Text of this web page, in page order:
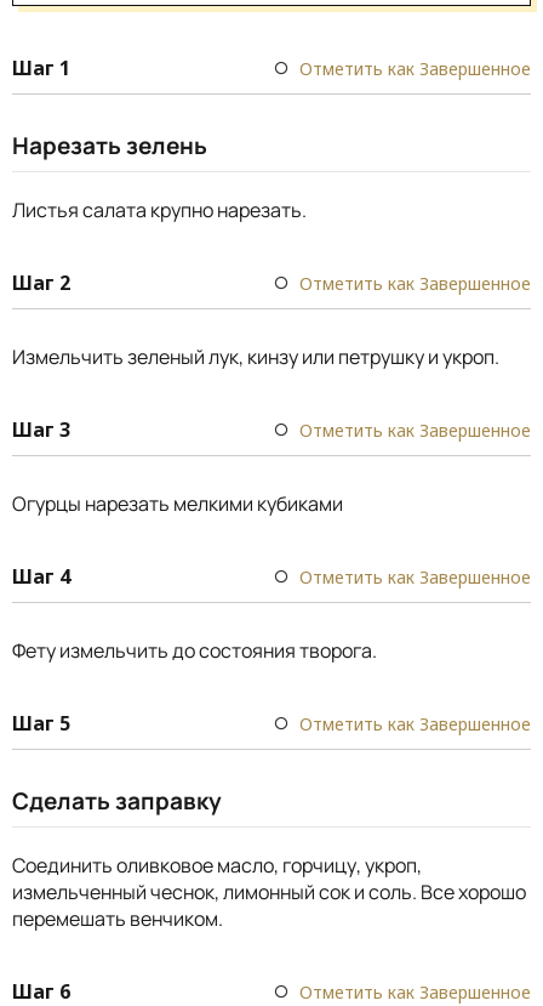
Шаг 1 Отметить как Завершенное
Нарезать зелень
Листья салата крупно нарезать.
Шаг 2 Отметить как Завершенное
Измельчить зеленый лук, кинзу или петрушку и укроп.
Шаг 3 Отметить как Завершенное
Огурцы нарезать мелкими кубиками
Шаг 4 Отметить как Завершенное
Фету измельчить до состояния творога.
Шаг 5 Отметить как Завершенное
Сделать заправку
Соединить оливковое масло, горчицу, укроп,
измельченный чеснок, лимонный сок и соль. Все хорошо
перемешать венчиком.
Шаг 6 Отметить как Завершенное